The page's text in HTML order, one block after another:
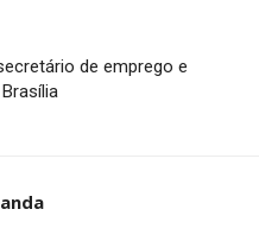
de emprego e